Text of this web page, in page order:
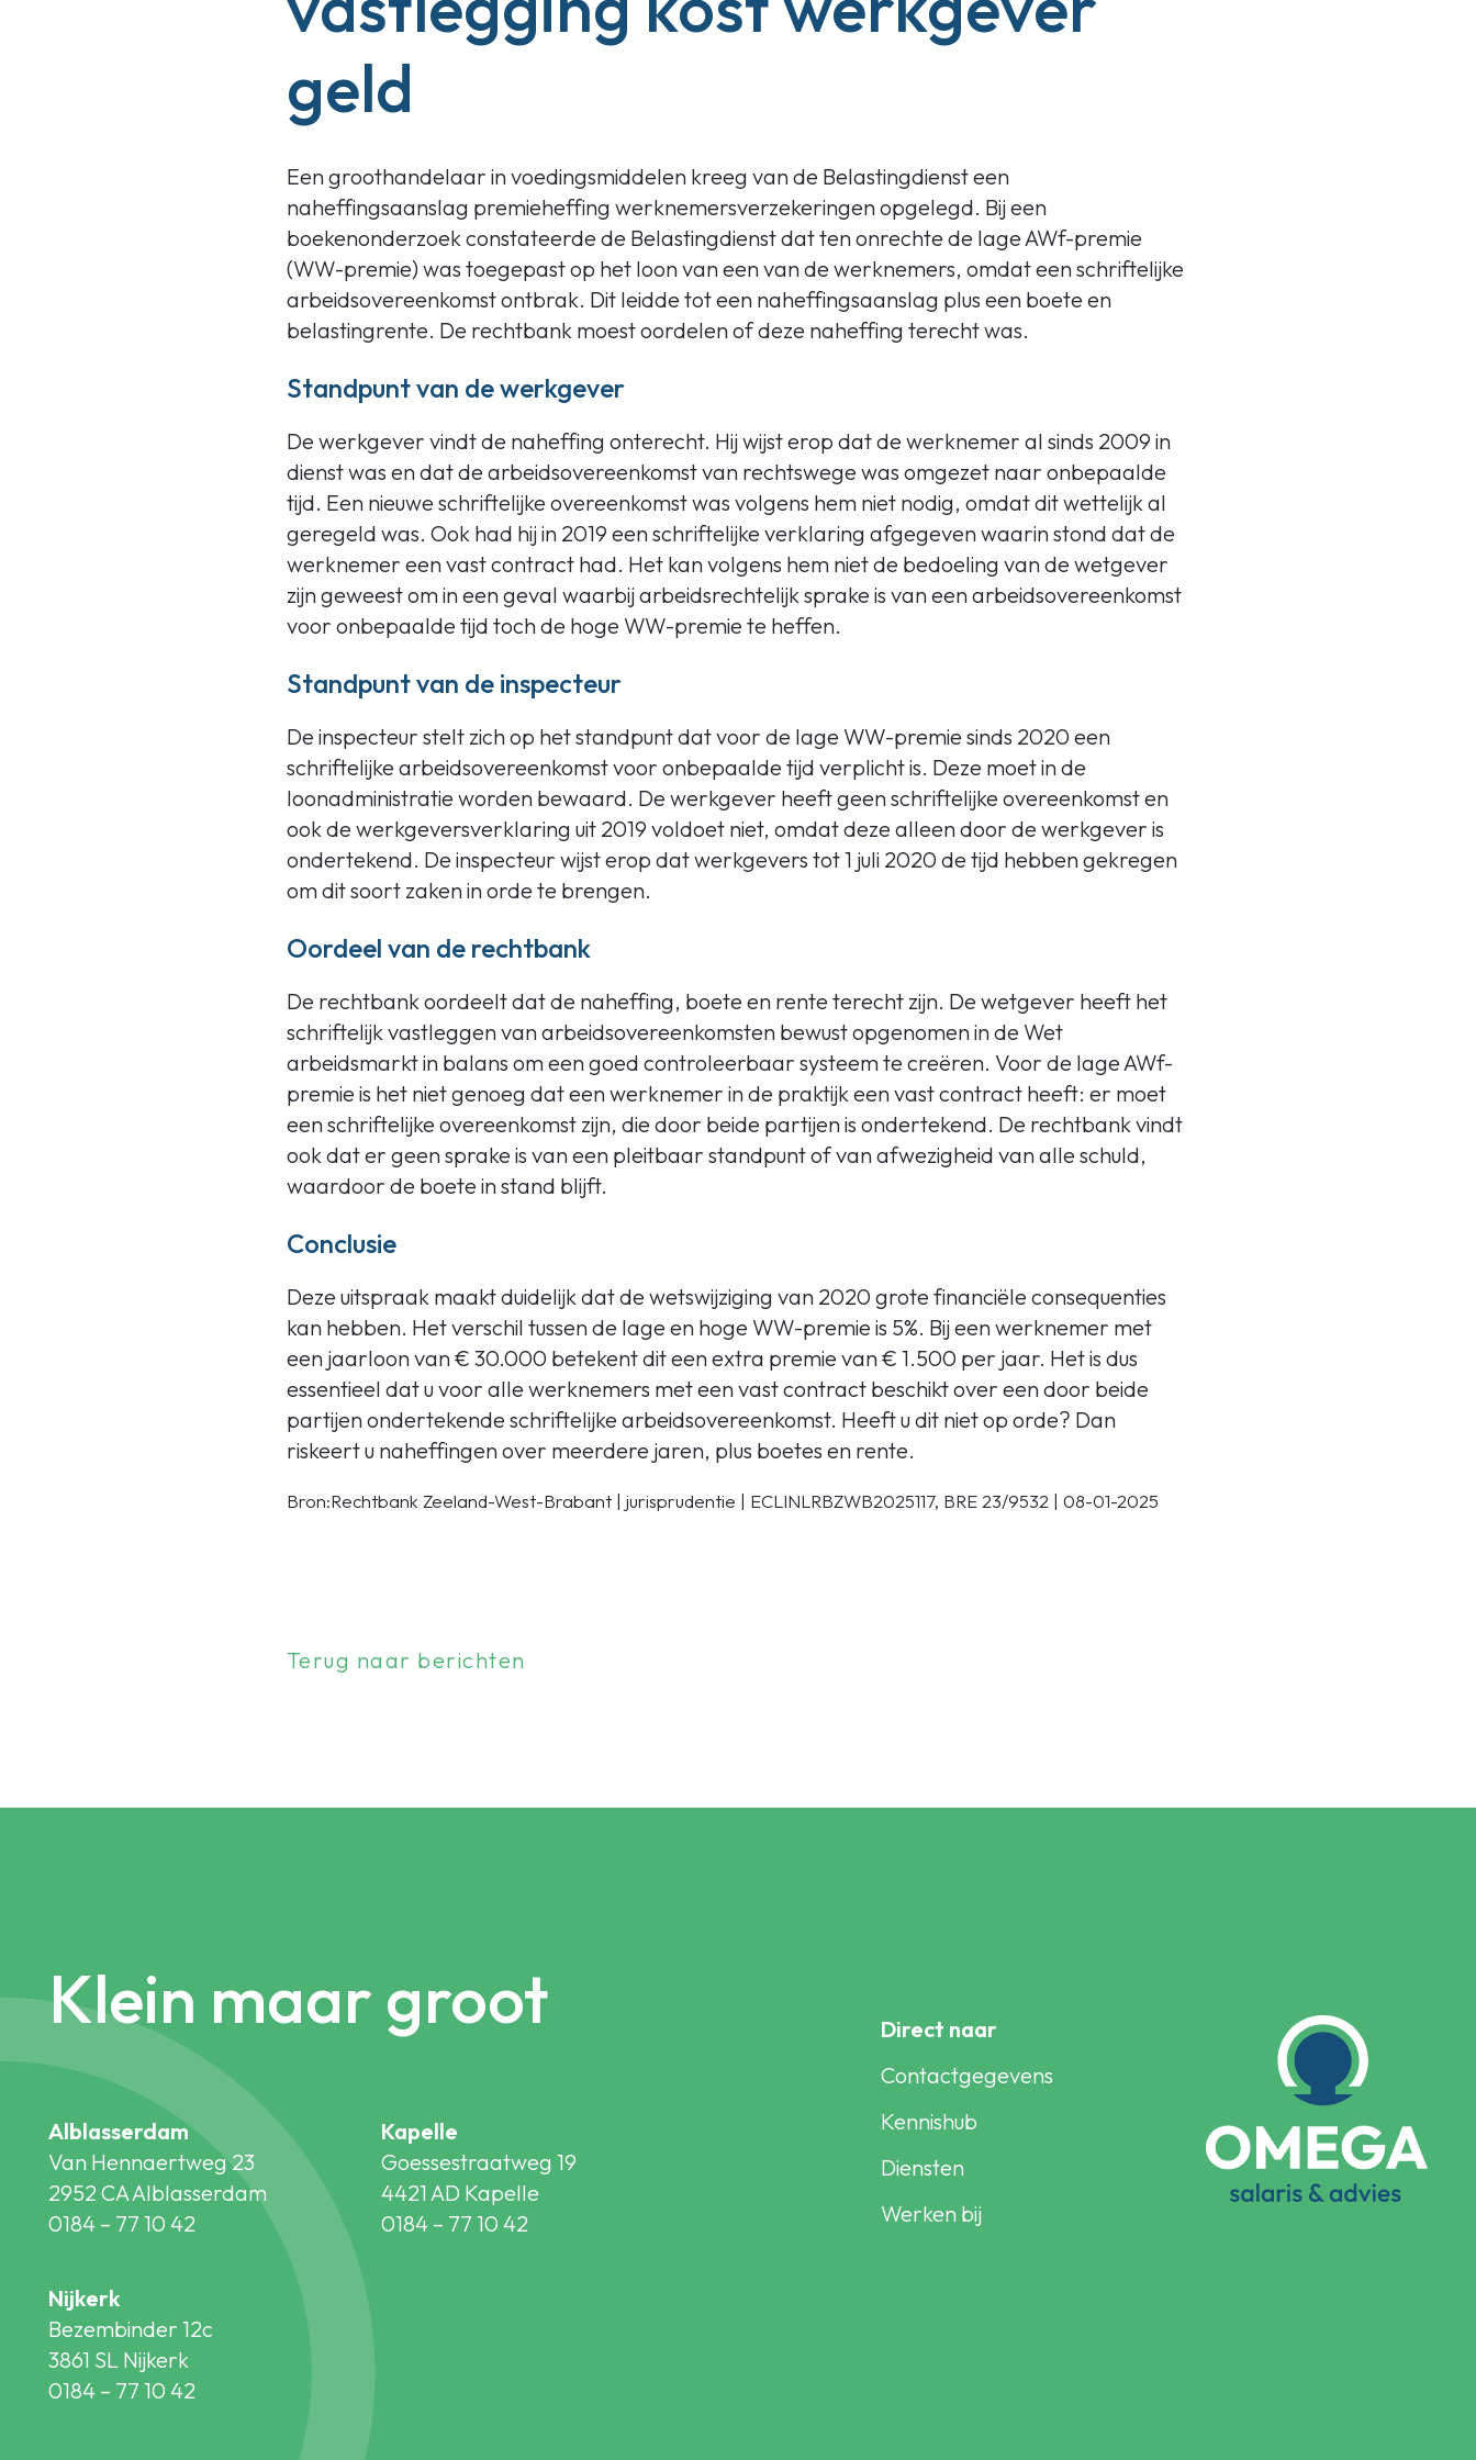
geld
Een groothandelaar in voedingsmiddelen kreeg van de Belastingdienst een
naheffingsaanslag premieheffing werknemersverzekeringen opgelegd. Bij een
boekenonderzoek constateerde de Belastingdienst dat ten onrechte de lage AWf-premie
(WW-premie) was toegepast op het loon van een van de werknemers, omdat een schriftelijke
arbeidsovereenkomst ontbrak. Dit leidde tot een naheffingsaanslag plus een boete en
belastingrente. De rechtbank moest oordelen of deze naheffing terecht was.
Standpunt van de werkgever
De werkgever vindt de naheffing onterecht. Hij wijst erop dat de werknemer al sinds 2009 in
dienst was en dat de arbeidsovereenkomst van rechtswege was omgezet naar onbepaalde
tijd. Een nieuwe schriftelijke overeenkomst was volgens hem niet nodig, omdat dit wettelijk al
geregeld was. Ook had hij in 2019 een schriftelijke verklaring afgegeven waarin stond dat de
werknemer een vast contract had. Het kan volgens hem niet de bedoeling van de wetgever
zijn geweest om in een geval waarbij arbeidsrechtelijk sprake is van een arbeidsovereenkomst
voor onbepaalde tijd toch de hoge WW-premie te heffen.
Standpunt van de inspecteur
De inspecteur stelt zich op het standpunt dat voor de lage WW-premie sinds 2020 een
schriftelijke arbeidsovereenkomst voor onbepaalde tijd verplicht is. Deze moet in de
loonadministratie worden bewaard. De werkgever heeft geen schriftelijke overeenkomst en
ook de werkgeversverklaring uit 2019 voldoet niet, omdat deze alleen door de werkgever is
ondertekend. De inspecteur wijst erop dat werkgevers tot 1 juli 2020 de tijd hebben gekregen
om dit soort zaken in orde te brengen.
Oordeel van de rechtbank
De rechtbank oordeelt dat de naheffing, boete en rente terecht zijn. De wetgever heeft het
schriftelijk vastleggen van arbeidsovereenkomsten bewust opgenomen in de Wet
arbeidsmarkt in balans om een goed controleerbaar systeem te creëren. Voor de lage AWf-
premie is het niet genoeg dat een werknemer in de praktijk een vast contract heeft: er moet
een schriftelijke overeenkomst zijn, die door beide partijen is ondertekend. De rechtbank vindt
ook dat er geen sprake is van een pleitbaar standpunt of van afwezigheid van alle schuld,
waardoor de boete in stand blijft.
Conclusie
Deze uitspraak maakt duidelijk dat de wetswijziging van 2020 grote financiële consequenties
kan hebben. Het verschil tussen de lage en hoge WW-premie is 5%. Bij een werknemer met
een jaarloon van € 30.000 betekent dit een extra premie van € 1.500 per jaar. Het is dus
essentieel dat u voor alle werknemers met een vast contract beschikt over een door beide
partijen ondertekende schriftelijke arbeidsovereenkomst. Heeft u dit niet op orde? Dan
riskeert u naheffingen over meerdere jaren, plus boetes en rente.
Bron:Rechtbank Zeeland-West-Brabant | jurisprudentie | ECLINLRBZWB2025117, BRE 23/9532 | 08-01-2025
Terug naar berichten
Klein maar groot
Alblasserdam
Van Hennaertweg 23
2952 CA Alblasserdam
0184 – 77 10 42
Kapelle
Goessestraatweg 19
4421 AD Kapelle
0184 – 77 10 42
Nijkerk
Bezembinder 12c
3861 SL Nijkerk
0184 – 77 10 42
Direct naar
Contactgegevens
Kennishub
Diensten
Werken bij